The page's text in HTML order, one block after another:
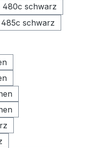
480c schwarz
schwarz